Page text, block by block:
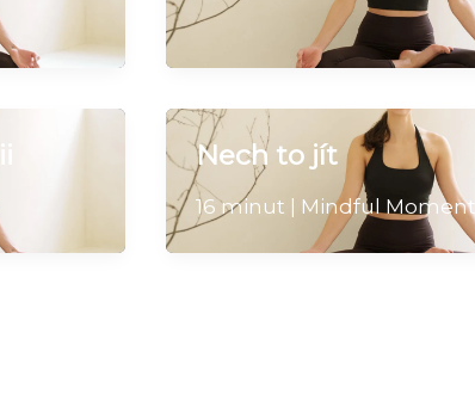
Nech to jít
16 minut | Mindful Moment